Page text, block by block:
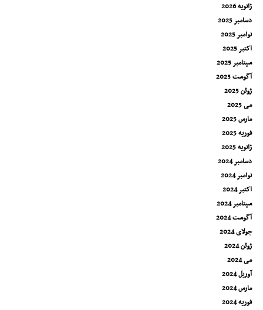
ژانویه 2026
دسامبر 2025
نوامبر 2025
اکتبر 2025
سپتامبر 2025
آگوست 2025
ژوئن 2025
می 2025
مارس 2025
فوریه 2025
ژانویه 2025
دسامبر 2024
نوامبر 2024
اکتبر 2024
سپتامبر 2024
آگوست 2024
جولای 2024
ژوئن 2024
می 2024
آوریل 2024
مارس 2024
فوریه 2024